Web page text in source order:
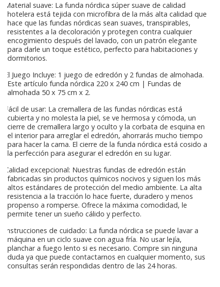
Material suave: La funda nórdica súper suave de calidad
hotelera está tejida con microfibra de la más alta calidad que
hace que las fundas nórdicas sean suaves, transpirables,
resistentes a la decoloración y protegen contra cualquier
encogimiento después del lavado, con un patrón elegante
para darle un toque estético, perfecto para habitaciones y
dormitorios.
El Juego Incluye: 1 juego de edredón y 2 fundas de almohada.
Este artículo funda nórdica 220 x 240 cm | Fundas de
almohada 50 x 75 cm x 2.
Fácil de usar: La cremallera de las fundas nórdicas está
cubierta y no molesta la piel, se ve hermosa y cómoda, un
cierre de cremallera largo y oculto y la corbata de esquina en
el interior para arreglar el edredón, ahorrarás mucho tiempo
para hacer la cama. El cierre de la funda nórdica está cosido a
la perfección para asegurar el edredón en su lugar.
Calidad excepcional: Nuestras fundas de edredón están
fabricadas sin productos químicos nocivos y siguen los más
altos estándares de protección del medio ambiente. La alta
resistencia a la tracción lo hace fuerte, duradero y menos
propenso a romperse. Ofrece la máxima comodidad, le
permite tener un sueño cálido y perfecto.
Instrucciones de cuidado: La funda nórdica se puede lavar a
máquina en un ciclo suave con agua fría. No usar lejía,
planchar a fuego lento si es necesario. Compre sin ninguna
duda ya que puede contactarnos en cualquier momento, sus
consultas serán respondidas dentro de las 24 horas.